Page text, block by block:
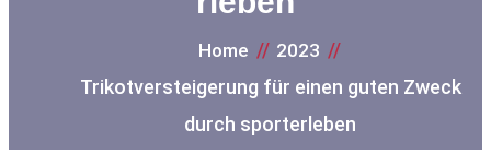
Home 2023
Trikotversteigerung für einen guten Zweck
durch sporterleben